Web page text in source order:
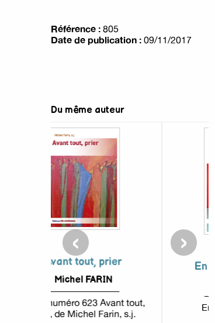
Référence : 805
Date de publication : 09/11/2017
Du même auteur
En quête d'identité
Michel FARIN
En quête d'identité
‹ ›